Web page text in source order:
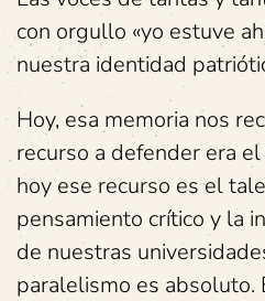
con orgullo «yo estuve
nuestra identidad
Hoy, esa memoria nos
recurso a defender era
hoy ese recurso es el
pensamiento crítico y la
de nuestras
paralelismo es absoluto.